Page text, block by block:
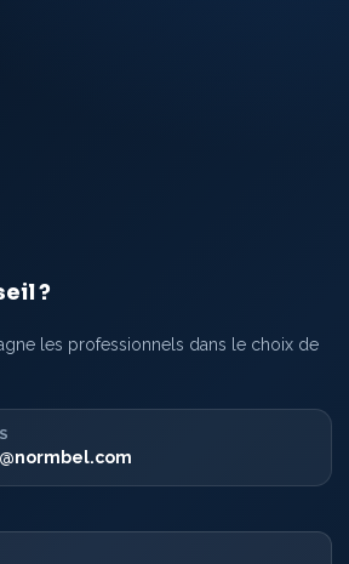
?
les professionnels dans le choix de